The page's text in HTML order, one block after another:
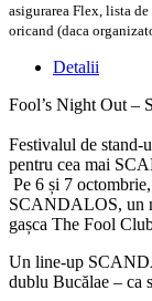
asigurarea Flex, lista
oricand (daca
Detalii
Fool’s Night Out –
Festivalul de stand-
pentru cea mai
Pe 6 și 7
SCANDALOS, un
gașca The Fool
Un line-up
dublu Bucălae – ca